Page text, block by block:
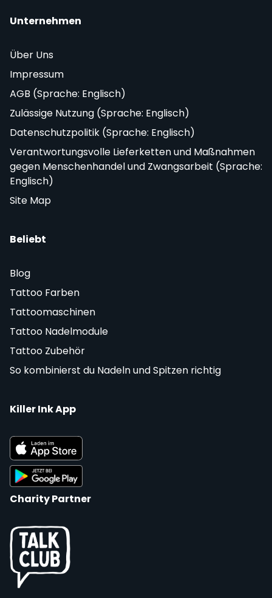
Unternehmen
Über Uns
Impressum
AGB (Sprache: Englisch)
Zulässige Nutzung (Sprache: Englisch)
Datenschutzpolitik (Sprache: Englisch)
Verantwortungsvolle Lieferketten und Maßnahmen
gegen Menschenhandel und Zwangsarbeit (Sprache:
Englisch)
Site Map
Beliebt
Blog
Tattoo Farben
Tattoomaschinen
Tattoo Nadelmodule
Tattoo Zubehör
So kombinierst du Nadeln und Spitzen richtig
Killer Ink App
Charity Partner